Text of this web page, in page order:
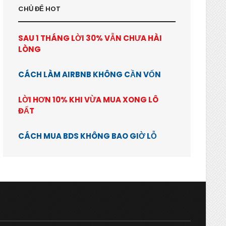
CHỦ ĐỂ HOT
SAU 1 THÁNG LỜI 30% VẪN CHƯA HÀI
LÒNG
CÁCH LÀM AIRBNB KHÔNG CẦN VỐN
LỜI HƠN 10% KHI VỪA MUA XONG LÔ
ĐẤT
CÁCH MUA BDS KHÔNG BAO GIỜ LỖ